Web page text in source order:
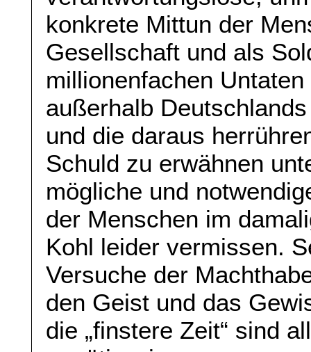
konkrete Mittun der
Gesellschaft und als
millionenfachen
außerhalb
und die daraus
Schuld zu erwähnen
mögliche und
der Menschen im
Kohl leider vermissen.
Versuche der
den Geist und das
die „finstere Zeit“ sind